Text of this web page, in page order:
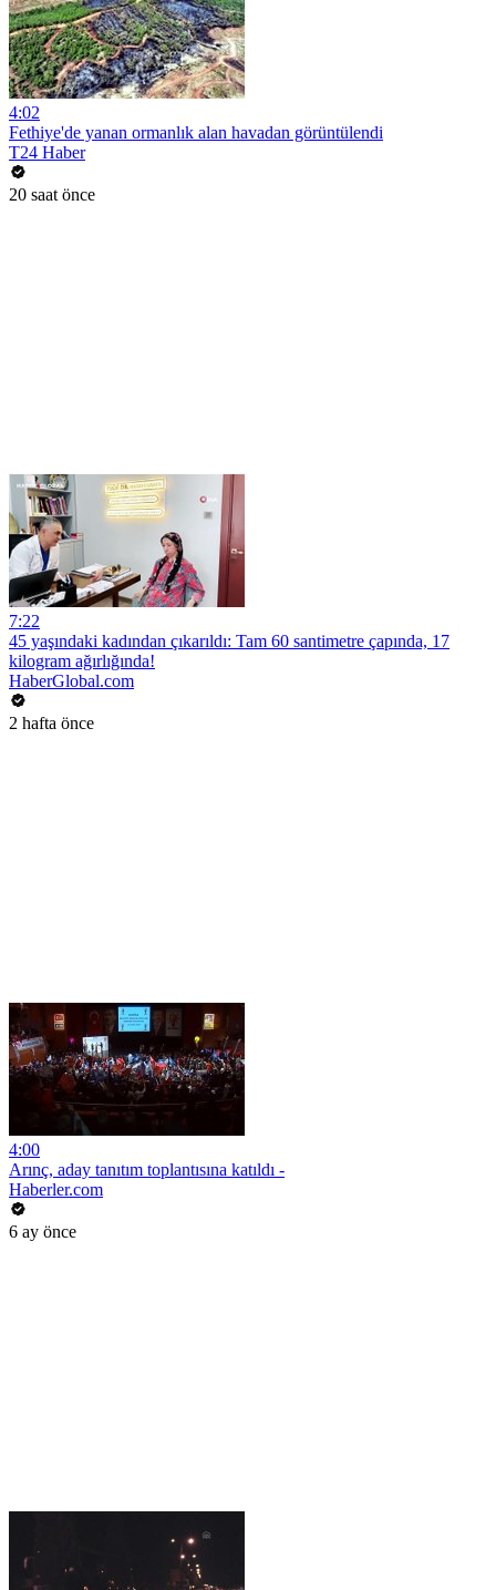
4:02
Fethiye'de yanan ormanlık alan havadan görüntülendi
T24 Haber
20 saat önce
7:22
45 yaşındaki kadından çıkarıldı: Tam 60 santimetre çapında, 17
kilogram ağırlığında!
HaberGlobal.com
2 hafta önce
4:00
Arınç, aday tanıtım toplantısına katıldı -
Haberler.com
6 ay önce